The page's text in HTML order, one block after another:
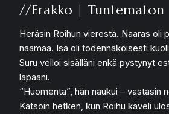
//Erakko | Tuntematon
Heräsin Roihun vierestä. Naaras oli
naamaa. Isä oli todennäköisesti
Suru velloi sisälläni enkä pystynyt
lapaani.
“Huomenta”, hän naukui – vastasin
Katsoin hetken, kun Roihu käveli